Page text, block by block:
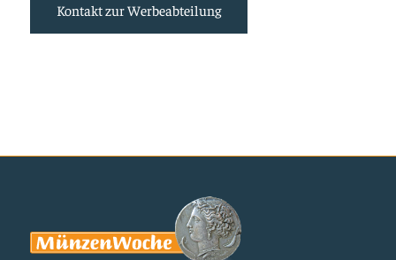
Kontakt zur Werbeabteilung